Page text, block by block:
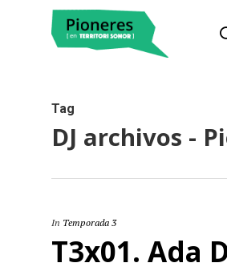
Tag
DJ archivos -
In Temporada 3
T3x01. Ada